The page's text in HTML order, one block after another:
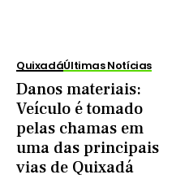
QuixadáÚltimas Notícias
Danos materiais:
Veículo é tomado
pelas chamas em
uma das principais
vias de Quixadá